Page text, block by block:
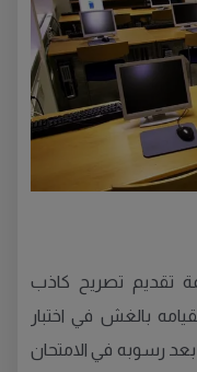
تقديم تصريح كاذب
بالغش في اختبار
بعد رسوبه في الامتحان